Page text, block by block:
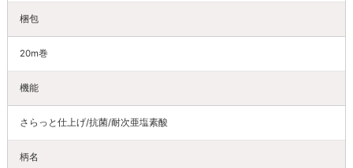
梱包
20m巻
機能
さらっと仕上げ/抗菌/耐次亜塩素酸
柄名